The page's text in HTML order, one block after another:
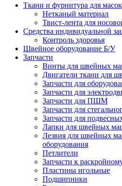
Ткани и фурнитура для масок
Нетканый материал
Твист-лента для
Средства индивидуальной
Контроль здоровья
Швейное оборудование Б/У
Запчасти
Винты для швейных
Двигатели ткани для
Запчасти для
Запчасти для
Запчасти для ПШМ
Запчасти для
Запчасти для
Лапки для швейных
Лезвия для швейных
оборудования
Петлители
Запчасти к
Пластины игольные
Подшипники